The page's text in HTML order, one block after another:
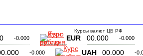
Курсы валют ЦБ РФ
-0.000 EUR 00.000 -0.000
-0.000 UAH 00.000 -